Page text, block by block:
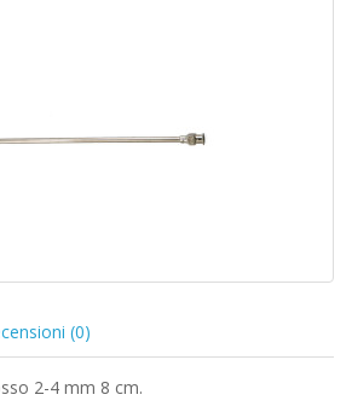
(0)
2-4 mm 8 cm.